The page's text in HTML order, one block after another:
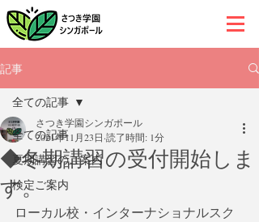
記事
全ての記事
夏期講習のご案内
検定ご案内
全ての記事
◆冬期講習の受付開始しま
す。
さつき学園シンガポール
2021年11月23日 読了時間: 1分
ローカル校・インターナショナルスク